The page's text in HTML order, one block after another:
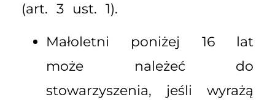
(art. 3 ust. 1).
Małoletni poniżej 16 lat
może należeć do
stowarzyszenia, jeśli wyrażą